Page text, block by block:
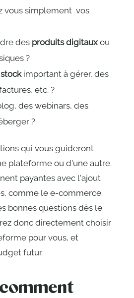
vous simplement vos
desproduits digitauxou
?
stockimportant à gérer, des
etc. ?
des webinars, des
?
qui vous guideront
plateforme ou d'une autre.
payantes avec l'ajout
comme le e-commerce.
bonnes questions dès le
donc directement choisir
pour vous, et
futur.